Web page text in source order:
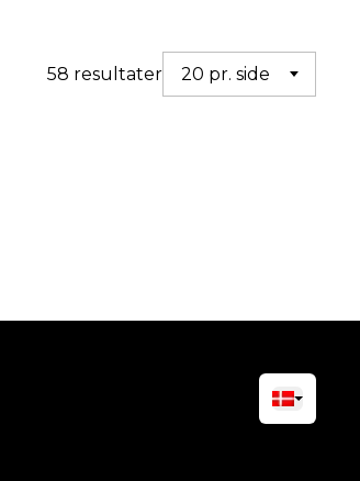
58 resultater